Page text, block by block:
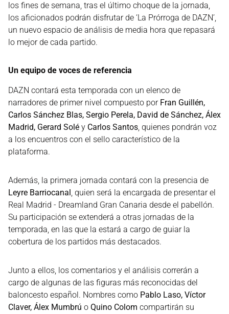
los fines de semana, tras el último choque de la jornada,
los aficionados podrán disfrutar de ‘La Prórroga de DAZN’,
un nuevo espacio de análisis de media hora que repasará
lo mejor de cada partido.
Un equipo de voces de referencia
DAZN contará esta temporada con un elenco de
narradores de primer nivel compuesto por Fran Guillén,
Carlos Sánchez Blas, Sergio Perela, David de Sánchez, Álex
Madrid, Gerard Solé y Carlos Santos, quienes pondrán voz
a los encuentros con el sello característico de la
plataforma.
Además, la primera jornada contará con la presencia de
Leyre Barriocanal, quien será la encargada de presentar el
Real Madrid - Dreamland Gran Canaria desde el pabellón.
Su participación se extenderá a otras jornadas de la
temporada, en las que la estará a cargo de guiar la
cobertura de los partidos más destacados.
Junto a ellos, los comentarios y el análisis correrán a
cargo de algunas de las figuras más reconocidas del
baloncesto español. Nombres como Pablo Laso, Víctor
Claver, Álex Mumbrú o Quino Colom compartirán su